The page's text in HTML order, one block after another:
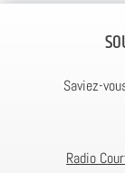
Saviez-
Radio